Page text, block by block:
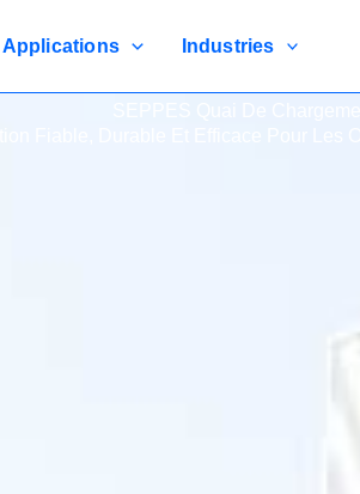
Applications Industries